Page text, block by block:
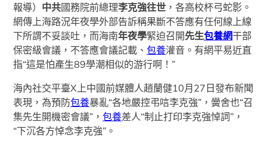
報導） 中共國務院前總理李克強往世 ，各高校杯弓蛇影。
網傳上海路況年夜學外部告訴稱果斷不答應有任何線上線
下所謂不妥談吐，而海南年夜學緊迫召開先生包養網干部
保密級會議，不答應會議記載、包養灌音。有網平易近直
指“這是怕產生89學潮相似的游行啊！”
海內社交平臺X上中國前媒體人趙蘭健10月27日發布新聞
表現，為預防包養暴亂“各地嚴控弔唁李克強”，黌舍也“召
集先生開機密會議”，包養差人“制止打印李克強悼詞”，
“下沉各方悼念李克強”。